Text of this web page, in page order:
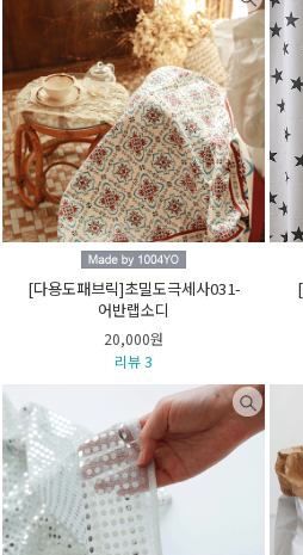
[다용도패브릭]초밀도극세사031-
어반랩소디
20,000원
리뷰 3